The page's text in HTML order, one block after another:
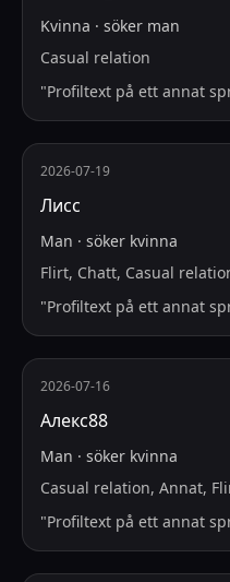
Kvinna · söker man
Casual relation
"Profiltext på ett annat
2026-07-19
Лисс
Man · söker kvinna
Flirt, Chatt, Casual
"Profiltext på ett annat
2026-07-16
Алекс88
Man · söker kvinna
Casual relation, Annat,
"Profiltext på ett annat